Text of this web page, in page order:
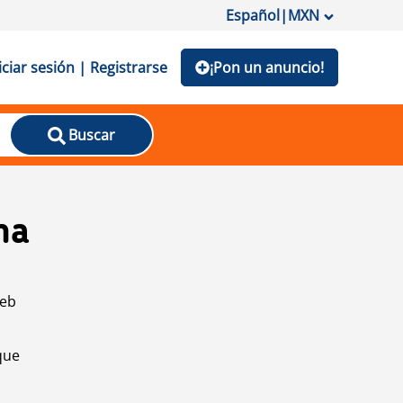
Español|MXN
sesión | Registrarse ¡Pon un anuncio!
Buscar